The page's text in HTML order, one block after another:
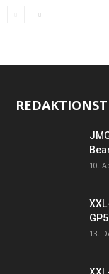
10.
13.